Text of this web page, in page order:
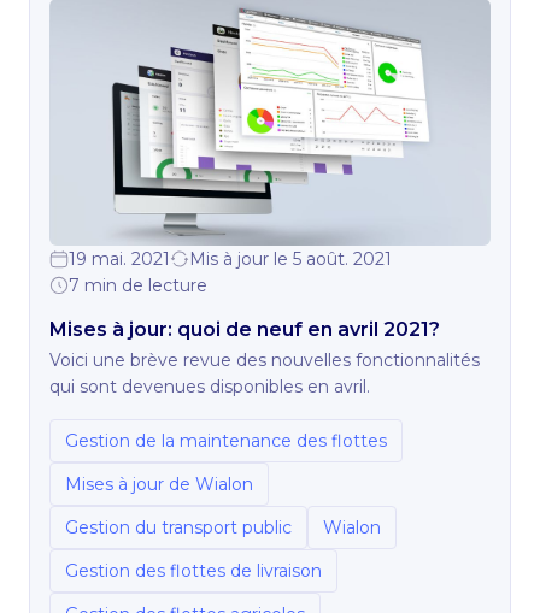
19 mai. 2021
Mis à jour le 5 août. 2021
7 min de lecture
Mises à jour: quoi de neuf en avril 2021?
Voici une brève revue des nouvelles fonctionnalités
qui sont devenues disponibles en avril.
Gestion de la maintenance des flottes
Mises à jour de Wialon
Gestion du transport public
Wialon
Gestion des flottes de livraison